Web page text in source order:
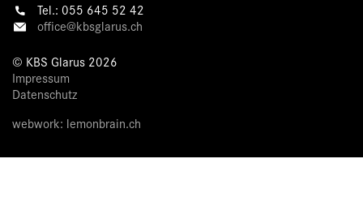
Tel.: 055 645 52 42
office@kbsglarus.ch
© KBS Glarus 2026
Impressum
Datenschutz
webwork: lemonbrain.ch